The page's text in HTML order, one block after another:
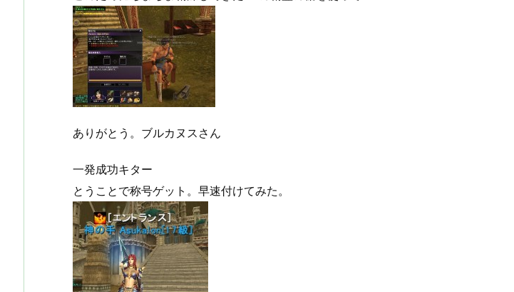
ありがとう。ブルカヌスさん
一発成功キター
とうことで称号ゲット。早速付けてみた。